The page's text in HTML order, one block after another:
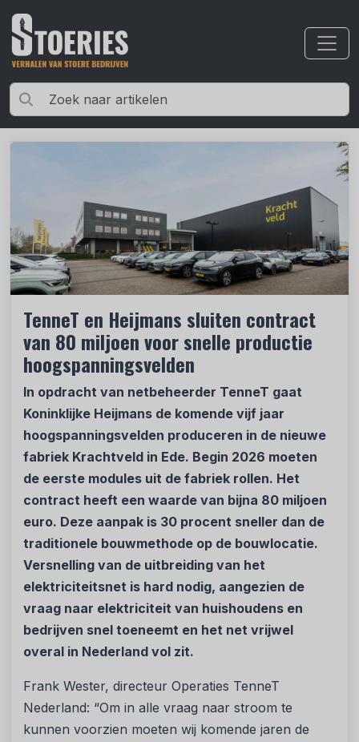
TenneT en Heijmans sluiten contract
van 80 miljoen voor snelle productie
hoogspanningsvelden
In opdracht van netbeheerder TenneT gaat
Koninklijke Heijmans de komende vijf jaar
hoogspanningsvelden produceren in de nieuwe
fabriek Krachtveld in Ede. Begin 2026 moeten
de eerste modules uit de fabriek rollen. Het
contract heeft een waarde van bijna 80 miljoen
euro. Deze aanpak is 30 procent sneller dan de
traditionele bouwmethode op de bouwlocatie.
Versnelling van de uitbreiding van het
elektriciteitsnet is hard nodig, aangezien de
vraag naar elektriciteit van huishoudens en
bedrijven snel toeneemt en het net vrijwel
overal in Nederland vol zit.
Frank Wester, directeur Operaties TenneT
Nederland: “Om in alle vraag naar stroom te
kunnen voorzien moeten wij komende jaren de